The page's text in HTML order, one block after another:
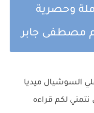
وحصرية
مصطفى جابر
السوشيال ميديا
لكم قراءه